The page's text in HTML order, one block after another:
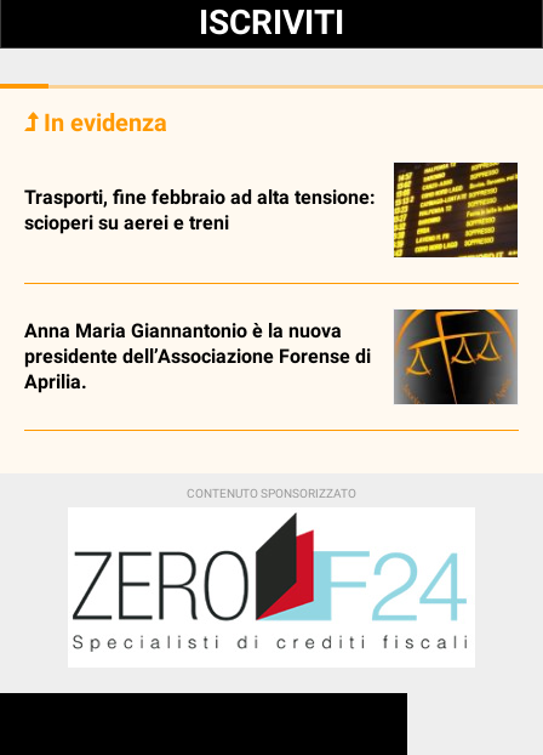
ISCRIVITI
In evidenza
Trasporti, fine febbraio ad alta tensione:
scioperi su aerei e treni
Anna Maria Giannantonio è la nuova
presidente dell’Associazione Forense di
Aprilia.